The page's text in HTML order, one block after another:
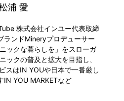
浦 愛
株式会社インユー代表取締
ランドMineryプロデューサー
ックな暮らしを」をスローガ
ックの普及と拡大を目指し、
スはIN YOUや日本で一番厳し
IN YOU MARKETなど